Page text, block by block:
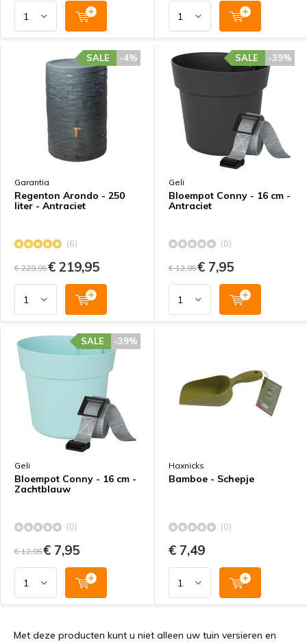
Garantia
Regenton Arondo - 250
liter - Antraciet
-4%
SALE
(6)
€ 228,95€ 219,95
Geli
Bloempot Conny - 16 cm -
Antraciet
-39%
SALE
(0)
€ 12,95€ 7,95
Geli
Bloempot Conny - 16 cm -
Zachtblauw
-39%
SALE
(0)
€ 12,95€ 7,95
Haxnicks
Bamboe - Schepje
(0)
€ 7,49
Met deze producten kunt u niet alleen uw tuin versieren en